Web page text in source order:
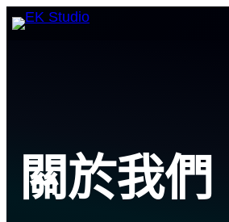
跳
關於我們